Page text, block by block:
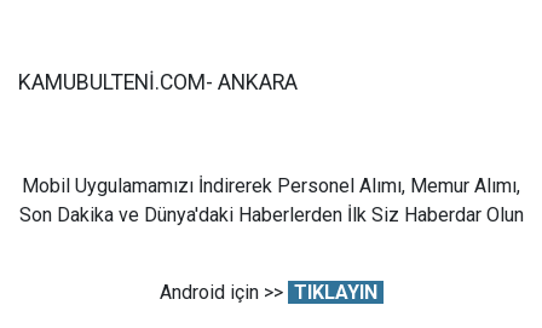
KAMUBULTENİ.COM- ANKARA
Mobil Uygulamamızı İndirerek Personel Alımı, Memur Alımı,
Son Dakika ve Dünya'daki Haberlerden İlk Siz Haberdar Olun
Android için >> TIKLAYIN